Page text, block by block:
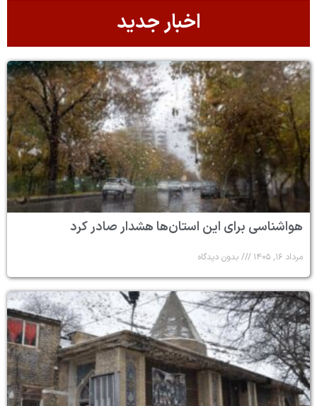
اخبار جدید
هواشناسی برای این استان‌ها هشدار صادر کرد
مرداد ۱۶, ۱۴۰۵ بدون دیدگاه